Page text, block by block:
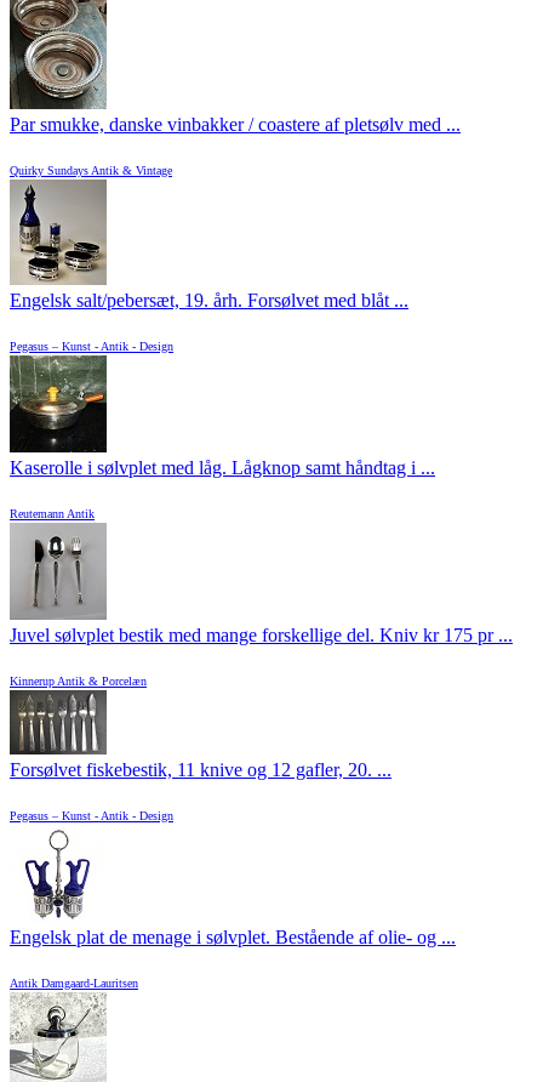
Par smukke, danske vinbakker / coastere af pletsølv med ...
Quirky Sundays Antik & Vintage
Engelsk salt/pebersæt, 19. årh. Forsølvet med blåt ...
Pegasus – Kunst - Antik - Design
Kaserolle i sølvplet med låg. Lågknop samt håndtag i ...
Reutemann Antik
Juvel sølvplet bestik med mange forskellige del. Kniv kr 175 pr ...
Kinnerup Antik & Porcelæn
Forsølvet fiskebestik, 11 knive og 12 gafler, 20. ...
Pegasus – Kunst - Antik - Design
Engelsk plat de menage i sølvplet. Bestående af olie- og ...
Antik Damgaard-Lauritsen